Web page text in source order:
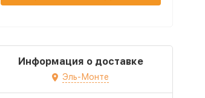
Информация о доставке
Эль-Монте